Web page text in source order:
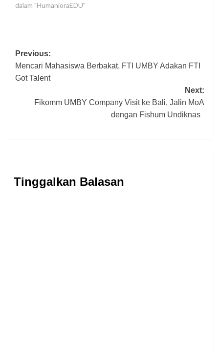
dalam "HumanioraEDU"
Post
navigation
Previous:
Mencari Mahasiswa Berbakat, FTI UMBY Adakan FTI
Got Talent
Next:
Fikomm UMBY Company Visit ke Bali, Jalin MoA
dengan Fishum Undiknas
Tinggalkan Balasan